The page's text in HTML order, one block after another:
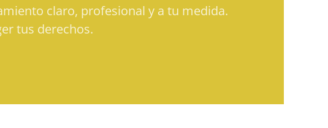
claro, profesional y a tu medida.
tus derechos.